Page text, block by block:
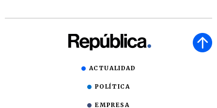
ACTUALIDAD
POLÍTICA
EMPRESA